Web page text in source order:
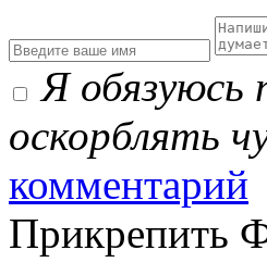
Я обязуюсь
оскорблять
комментарий
Прикрепить